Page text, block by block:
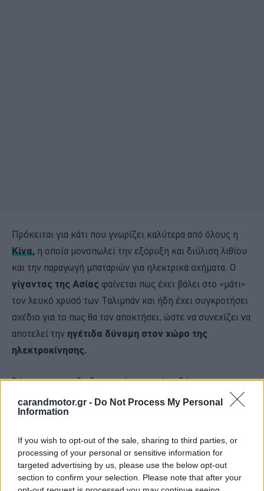
carandmotor.gr - Do Not Process My Personal
Information
If you wish to opt-out of the sale, sharing to third parties, or
processing of your personal or sensitive information for
targeted advertising by us, please use the below opt-out
section to confirm your selection. Please note that after your
Πρόκειται για κάτι που γνωρίζει καλύτερα από όλους η
Κίνα, η οποία μονοπωλεί την εξόρυξη και διύλιση λιθίου
και την παραγωγή μπαταριών για ηλεκτρικά οχήματα. Ο
γίγαντας της Ασίας φαίνεται πως έχει βάλει στο «μάτι»
τον λευκό χρυσό των Ταλιμπάν και ήδη έχει συγκροτήσει
σχέδιο για το πως θα τον αποκτήσει, ώστε να συνεχίζει να
αποτελεί την ηγέτιδα δύναμη στον χώρο της
ηλεκτροκίνησης.
Σύμφωνα με τη διαδικτυακή υπηρεσία ειδήσεων για το
Αφγανιστάν, Khaama Press, το Υπουργείο Ορυχείων και
Πετρελαίου των Ταλιμπάν ανακοίνωσε ότι η κινεζική
δισ. δολάρια στα κοιτάσμα λιθίουτου Αφγανιστάν.